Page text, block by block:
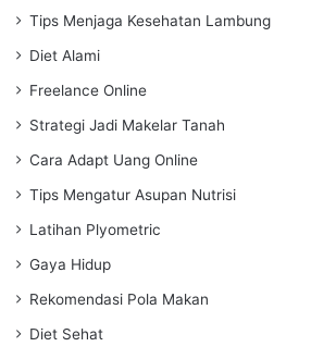
Tips Menjaga Kesehatan Lambung
Diet Alami
Freelance Online
Strategi Jadi Makelar Tanah
Cara Adapt Uang Online
Tips Mengatur Asupan Nutrisi
Latihan Plyometric
Gaya Hidup
Rekomendasi Pola Makan
Diet Sehat